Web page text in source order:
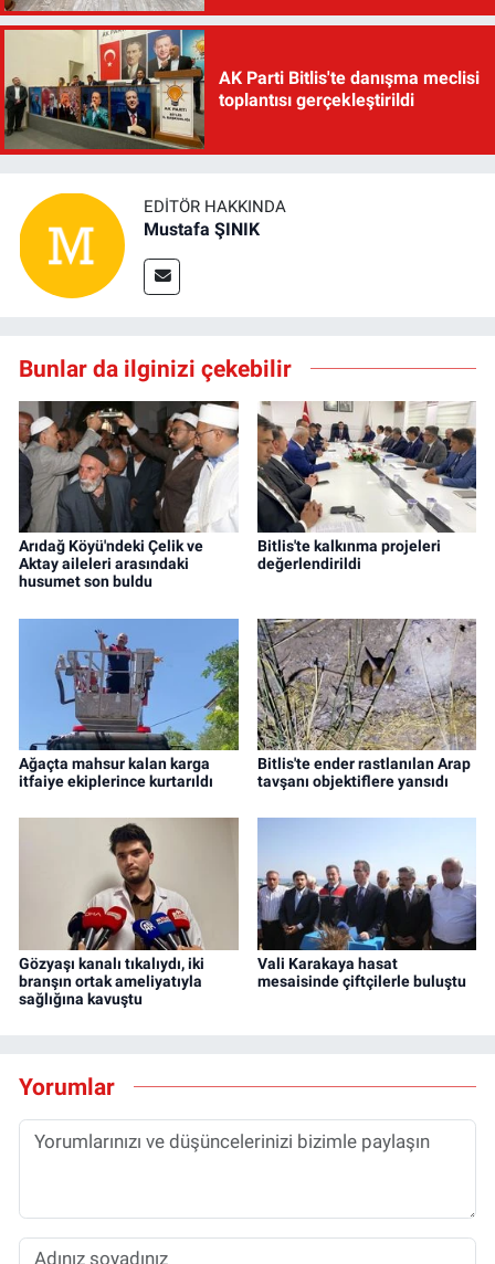
AK Parti Bitlis'te danışma meclisi
toplantısı gerçekleştirildi
EDITÖR HAKKINDA
Mustafa ŞINIK
Bunlar da ilginizi çekebilir
Arıdağ Köyü'ndeki Çelik ve
Aktay aileleri arasındaki
husumet son buldu
Bitlis'te kalkınma projeleri
değerlendirildi
Ağaçta mahsur kalan karga
itfaiye ekiplerince kurtarıldı
Bitlis'te ender rastlanılan Arap
tavşanı objektiflere yansıdı
Gözyaşı kanalı tıkalıydı, iki
branşın ortak ameliyatıyla
sağlığına kavuştu
Vali Karakaya hasat
mesaisinde çiftçilerle buluştu
Yorumlar